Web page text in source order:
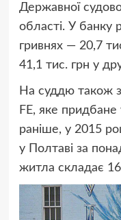
Державної
області. У банку
гривнях — 20,7
41,1 тис. грн у
На суддю також
FE, яке придбане
раніше, у 2015
у Полтаві за
житла складає